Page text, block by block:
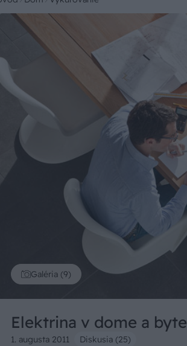
Galéria (9)
Elektrina v dome a byte
1. augusta 2011 Diskusia (25)